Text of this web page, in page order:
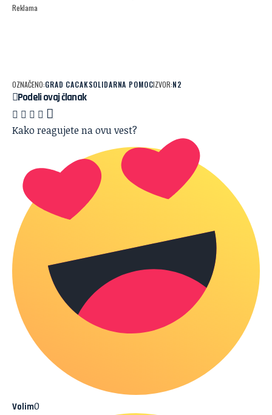
Reklama
OZNAČENO:GRAD CACAKSOLIDARNA POMOCIZVOR:N2
Podeli ovaj članak
Kako reagujete na ovu vest?
Volim0